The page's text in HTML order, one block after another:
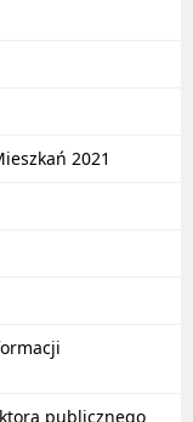
2021
publicznego